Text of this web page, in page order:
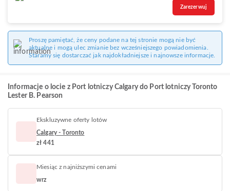
Zarezerwuj
Proszę pamiętać, że ceny podane na tej stronie mogą nie być
aktualne i mogą ulec zmianie bez wcześniejszego powiadomienia.
Staramy się dostarczać jak najdokładniejsze i najnowsze informacje.
Informacje o locie z Port lotniczy Calgary do Port lotniczy Toronto
Lester B. Pearson
Ekskluzywne oferty lotów
Calgary - Toronto
zł 441
Miesiąc z najniższymi cenami
wrz